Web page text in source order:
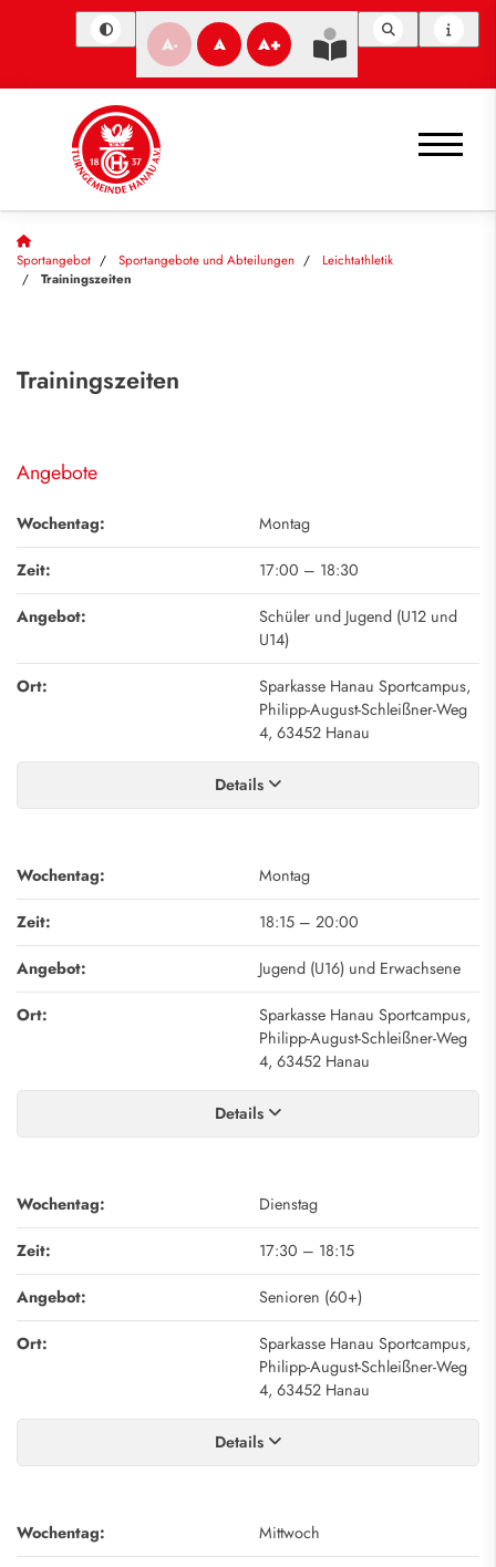
A- A A+
Sportangebot Sportangebote und Abteilungen
Leichtathletik
Trainingszeiten
Trainingszeiten
Angebote
Wochentag: Montag
Zeit: 17:00 – 18:30
Angebot:
Schüler und Jugend (U12 und
U14)
Ort:
Sparkasse Hanau Sportcampus,
Philipp-August-Schleißner-Weg
4, 63452 Hanau
Details
Wochentag: Montag
Zeit: 18:15 – 20:00
Angebot: Jugend (U16) und Erwachsene
Ort:
Sparkasse Hanau Sportcampus,
Philipp-August-Schleißner-Weg
4, 63452 Hanau
Details
Wochentag: Dienstag
Zeit: 17:30 – 18:15
Angebot: Senioren (60+)
Ort:
Sparkasse Hanau Sportcampus,
Philipp-August-Schleißner-Weg
4, 63452 Hanau
Details
Wochentag: Mittwoch